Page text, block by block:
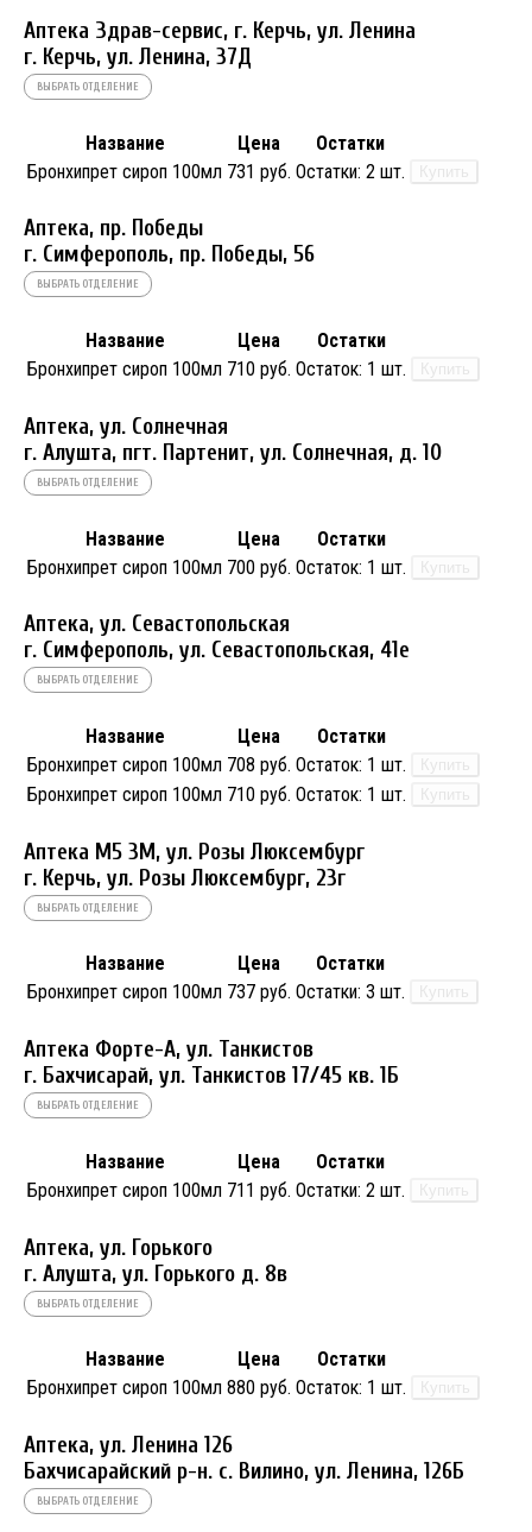
Аптека Здрав-сервис, г. Керчь, ул. Ленина
г. Керчь, ул. Ленина, 37Д
ВЫБРАТЬ ОТДЕЛЕНИЕ
Название Цена
Остатки
Бронхипрет сироп 100мл 731 руб. Остатки: 2 шт. Купить
Аптека, пр. Победы
г. Симферополь, пр. Победы, 56
ВЫБРАТЬ ОТДЕЛЕНИЕ
Название Цена
Остатки
Бронхипрет сироп 100мл 710 руб. Остаток: 1 шт. Купить
Аптека, ул. Солнечная
г. Алушта, пгт. Партенит, ул. Солнечная, д. 10
ВЫБРАТЬ ОТДЕЛЕНИЕ
Название Цена
Остатки
Бронхипрет сироп 100мл 700 руб. Остаток: 1 шт. Купить
Аптека, ул. Севастопольская
г. Симферополь, ул. Севастопольская, 41е
ВЫБРАТЬ ОТДЕЛЕНИЕ
Название Цена
Остатки
Бронхипрет сироп 100мл 708 руб. Остаток: 1 шт. Купить
Бронхипрет сироп 100мл 710 руб. Остаток: 1 шт. Купить
Аптека М5 3М, ул. Розы Люксембург
г. Керчь, ул. Розы Люксембург, 23г
ВЫБРАТЬ ОТДЕЛЕНИЕ
Название Цена
Остатки
Бронхипрет сироп 100мл 737 руб. Остатки: 3 шт. Купить
Аптека Форте-А, ул. Танкистов
г. Бахчисарай, ул. Танкистов 17/45 кв. 1Б
ВЫБРАТЬ ОТДЕЛЕНИЕ
Название Цена
Остатки
Бронхипрет сироп 100мл 711 руб. Остатки: 2 шт. Купить
Аптека, ул. Горького
г. Алушта, ул. Горького д. 8в
ВЫБРАТЬ ОТДЕЛЕНИЕ
Название Цена
Остатки
Бронхипрет сироп 100мл 880 руб. Остаток: 1 шт. Купить
Аптека, ул. Ленина 126
Бахчисарайский р-н. с. Вилино, ул. Ленина, 126Б
ВЫБРАТЬ ОТДЕЛЕНИЕ